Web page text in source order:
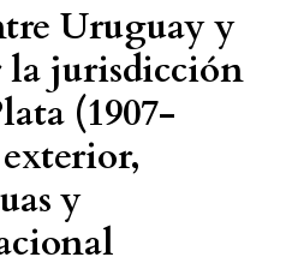
Uruguay y
jurisdicción
(1907-
y